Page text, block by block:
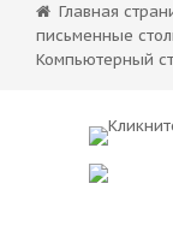
Главная
письменные
Компьютерный